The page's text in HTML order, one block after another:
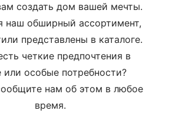
создать дом вашей мечты.
наш обширный ассортимент,
представлены в каталоге.
четкие предпочтения в
или особые потребности?
нам об этом в любое
время.